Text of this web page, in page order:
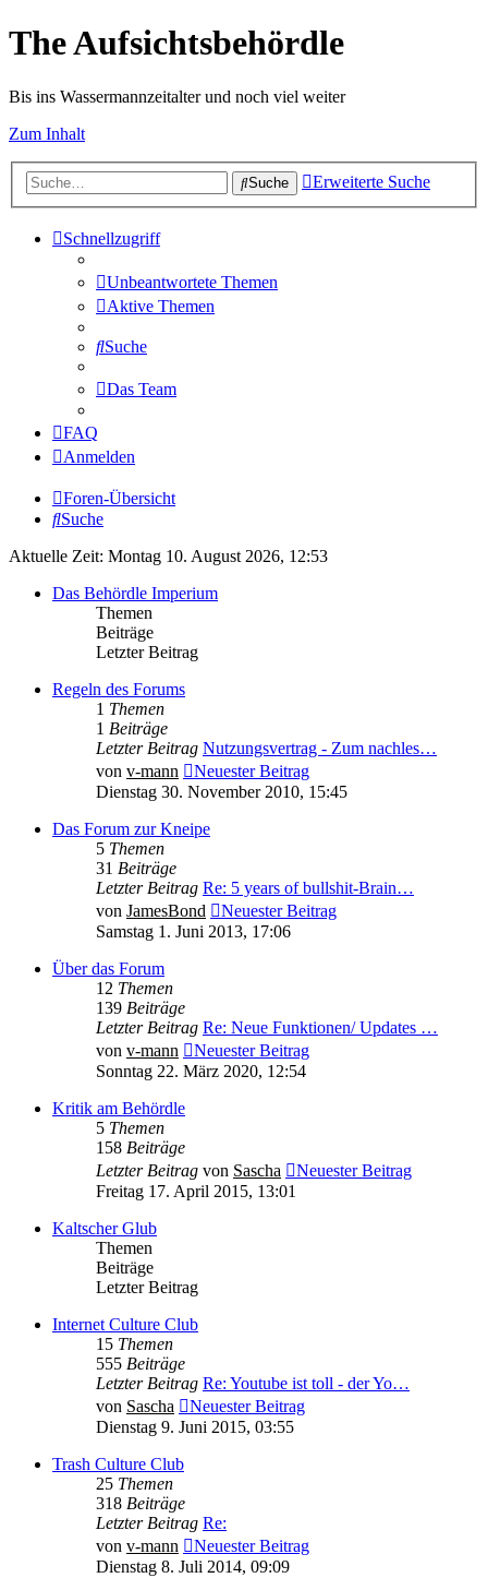
The Aufsichtsbehördle
Bis ins Wassermannzeitalter und noch viel weiter
Zum Inhalt
Suche Erweiterte Suche
Schnellzugriff
Unbeantwortete Themen
Aktive Themen
Suche
Das Team
FAQ
Anmelden
Foren-Übersicht
Suche
Aktuelle Zeit: Montag 10. August 2026, 12:53
Das Behördle Imperium
Themen
Beiträge
Letzter Beitrag
Regeln des Forums
1 Themen
1 Beiträge
Letzter Beitrag Nutzungsvertrag - Zum nachles…
von v-mann
Neuester Beitrag
Dienstag 30. November 2010, 15:45
Das Forum zur Kneipe
5 Themen
31 Beiträge
Letzter Beitrag Re: 5 years of bullshit-Brain…
von JamesBond
Neuester Beitrag
Samstag 1. Juni 2013, 17:06
Über das Forum
12 Themen
139 Beiträge
Letzter Beitrag Re: Neue Funktionen/ Updates …
von v-mann
Neuester Beitrag
Sonntag 22. März 2020, 12:54
Kritik am Behördle
5 Themen
158 Beiträge
Letzter Beitrag von Sascha
Neuester Beitrag
Freitag 17. April 2015, 13:01
Kaltscher Glub
Themen
Beiträge
Letzter Beitrag
Internet Culture Club
15 Themen
555 Beiträge
Letzter Beitrag Re: Youtube ist toll - der Yo…
von Sascha
Neuester Beitrag
Dienstag 9. Juni 2015, 03:55
Trash Culture Club
25 Themen
318 Beiträge
Letzter Beitrag Re:
von v-mann
Neuester Beitrag
Dienstag 8. Juli 2014, 09:09